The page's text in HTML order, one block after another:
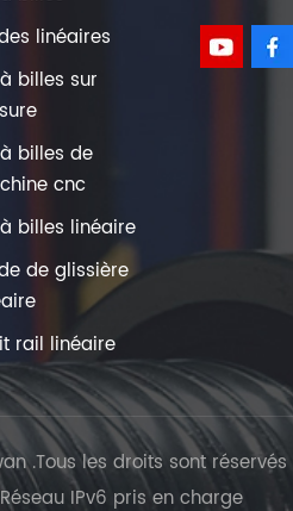
linéaires
billes sur
billes de
cnc
billes linéaire
de glissière
rail linéaire
.Tous les droits sont réservés
Réseau IPv6 pris en charge